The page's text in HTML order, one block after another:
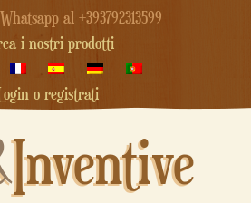
al +393792313599
i nostri prodotti
o registrati
Inventive